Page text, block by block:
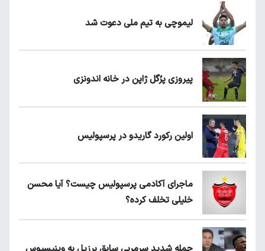
لیموچی به تیم ملی دعوت شد
پیروزی پرُگل ژاپن در خانه اندونزی
اولین رکورد گاریدو در پرسپولیس
ماجرای آکادمی پرسپولیس چیست؟ آیا محسن
خلیلی تخلف کرده؟